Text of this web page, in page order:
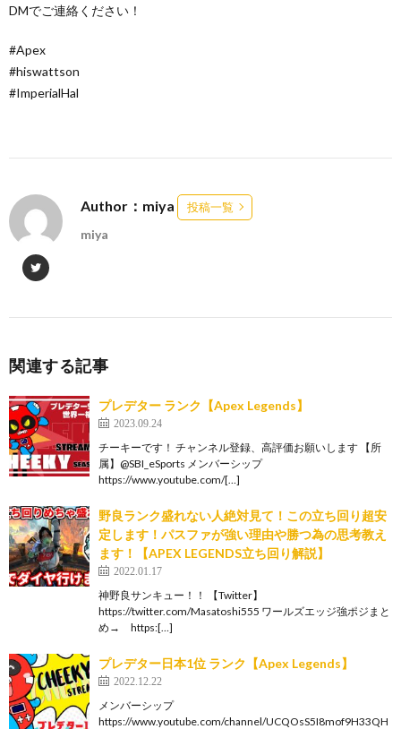
DMでご連絡ください！
#Apex
#hiswattson
#ImperialHal
Author：miya 投稿一覧
miya
関連する記事
プレデター ランク【Apex Legends】
2023.09.24
チーキーです！ チャンネル登録、高評価お願いします 【所
属】@SBI_eSports メンバーシップ
https://www.youtube.com/[…]
野良ランク盛れない人絶対見て！この立ち回り超安
定します！パスファが強い理由や勝つ為の思考教え
ます！【APEX LEGENDS立ち回り解説】
2022.01.17
神野良サンキュー！！ 【Twitter】
https://twitter.com/Masatoshi555 ワールズエッジ強ポジまと
め→ https:[…]
プレデター日本1位 ランク【Apex Legends】
2022.12.22
メンバーシップ
https://www.youtube.com/channel/UCQOsS5I8mof9H33QH